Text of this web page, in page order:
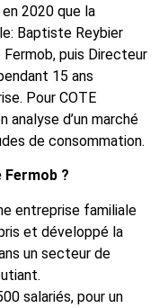
2020 que la
Baptiste Reybier
puis Directeur
15 ans
Pour COTE
analyse d’un marché
de consommation.
Fermob ?
entreprise familiale
et développé la
un secteur de
salariés, pour un